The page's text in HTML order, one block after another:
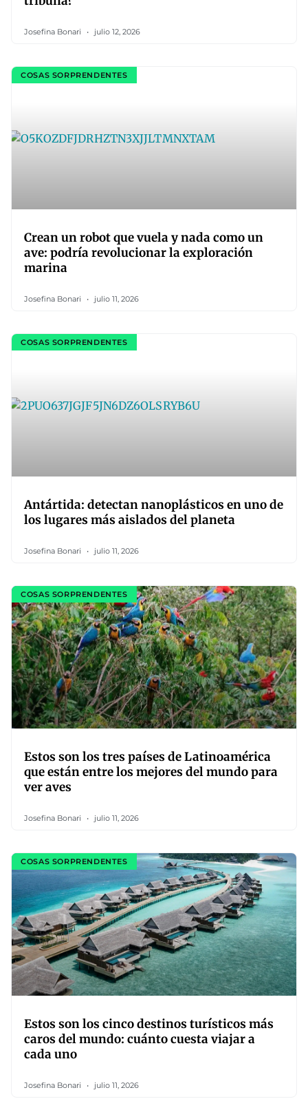
Josefina Bonari julio 12, 2026
COSAS SORPRENDENTES
Crean un robot que vuela y nada como un
ave: podría revolucionar la exploración
marina
Josefina Bonari julio 11, 2026
COSAS SORPRENDENTES
Antártida: detectan nanoplásticos en uno de
los lugares más aislados del planeta
Josefina Bonari julio 11, 2026
COSAS SORPRENDENTES
Estos son los tres países de Latinoamérica
que están entre los mejores del mundo para
ver aves
Josefina Bonari julio 11, 2026
COSAS SORPRENDENTES
Estos son los cinco destinos turísticos más
caros del mundo: cuánto cuesta viajar a
cada uno
Josefina Bonari julio 11, 2026